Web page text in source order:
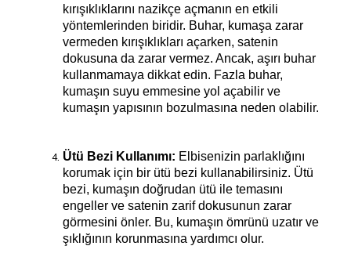
kırışıklıklarını nazikçe açmanın en etkili
yöntemlerinden biridir. Buhar, kumaşa zarar
vermeden kırışıklıkları açarken, satenin
dokusuna da zarar vermez. Ancak, aşırı buhar
kullanmamaya dikkat edin. Fazla buhar,
kumaşın suyu emmesine yol açabilir ve
kumaşın yapısının bozulmasına neden olabilir.
Ütü Bezi Kullanımı: Elbisenizin parlaklığını
korumak için bir ütü bezi kullanabilirsiniz. Ütü
bezi, kumaşın doğrudan ütü ile temasını
engeller ve satenin zarif dokusunun zarar
görmesini önler. Bu, kumaşın ömrünü uzatır ve
şıklığının korunmasına yardımcı olur.